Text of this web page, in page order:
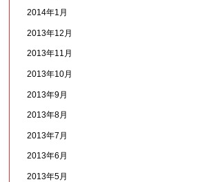
2014年1月
2013年12月
2013年11月
2013年10月
2013年9月
2013年8月
2013年7月
2013年6月
2013年5月